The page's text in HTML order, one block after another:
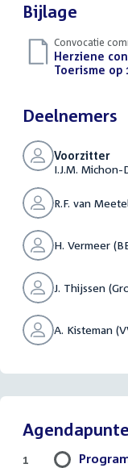
Bijlage
Convocatie
Download
bestand:
Herziene
Toerisme op
Deelnemers
Voorzitter
I.J.M. Michon-
R.F. van
H. Vermeer
J. Thijssen
A. Kisteman
1